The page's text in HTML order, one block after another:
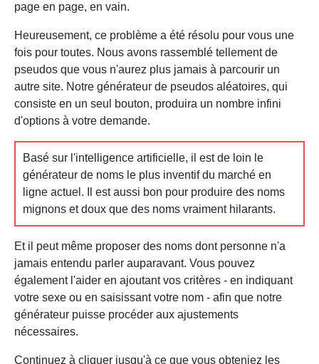
page en page, en vain.
Heureusement, ce problème a été résolu pour vous une
fois pour toutes. Nous avons rassemblé tellement de
pseudos que vous n'aurez plus jamais à parcourir un
autre site. Notre générateur de pseudos aléatoires, qui
consiste en un seul bouton, produira un nombre infini
d'options à votre demande.
Basé sur l'intelligence artificielle, il est de loin le
générateur de noms le plus inventif du marché en
ligne actuel. Il est aussi bon pour produire des noms
mignons et doux que des noms vraiment hilarants.
Et il peut même proposer des noms dont personne n'a
jamais entendu parler auparavant. Vous pouvez
également l'aider en ajoutant vos critères - en indiquant
votre sexe ou en saisissant votre nom - afin que notre
générateur puisse procéder aux ajustements
nécessaires.
Continuez à cliquer jusqu'à ce que vous obteniez les